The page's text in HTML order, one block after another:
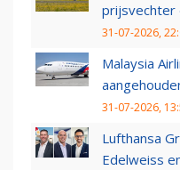
31-07-2026,
Malaysia
31-07-2026,
Lufthansa
Edelweiss